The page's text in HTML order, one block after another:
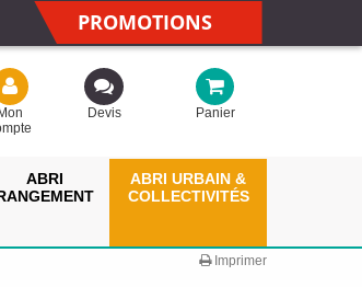
PROMOTIONS
Mon
Devis Panier
ABRI
ABRI URBAIN &
COLLECTIVITÉS
Imprimer